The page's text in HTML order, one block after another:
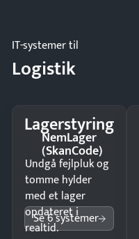
IT-systemer til
Logistik
Lagerstyring
NemLager
(SkanCode)
Undgå fejlpluk og
tomme hylder
med et lager
opdateret i
realtid.
Se 6 systemer